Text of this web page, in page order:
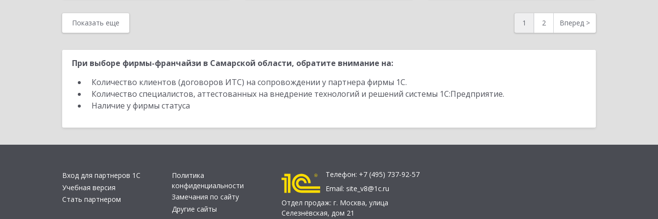
Показать еще 1 2 Вперед >
При выборе фирмы-франчайзи в Самарской области, обратите внимание на:
Количество клиентов (договоров ИТС) на сопровождении у партнера фирмы 1С.
Количество специалистов, аттестованных на внедрение технологий и решений системы 1С:Предприятие.
Наличие у фирмы статуса
Вход для партнеров 1С
Учебная версия
Стать партнером
Политика
конфиденциальности
Замечания по сайту
Другие сайты
Телефон: +7 (495) 737-92-57
Email: site_v8@1c.ru
Отдел продаж: г. Москва, улица
Селезнёвская, дом 21